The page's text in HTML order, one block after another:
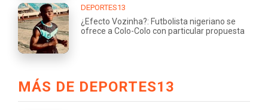
DEPORTES13
¿Efecto Vozinha?: Futbolista nigeriano se
ofrece a Colo-Colo con particular propuesta
MÁS DE DEPORTES13